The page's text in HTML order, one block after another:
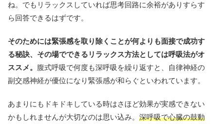
ね。でもリラックスしていれば思考回路に余裕がありすらす
ら回答できるはずです。
そのためには緊張感を取り除くことが何よりも面接で成功す
る秘訣、その場でできるリラックス方法としては呼吸法がオ
ススメ。 腹式呼吸で何度も深呼吸を繰り返すと、自律神経の
副交感神経が優位になり緊張感が和らぐといわれています。
あまりにもドキドキしている時はさほど効果が実感できない
かもしれませんが大切なのは思い込み。 深呼吸で心臓の鼓動